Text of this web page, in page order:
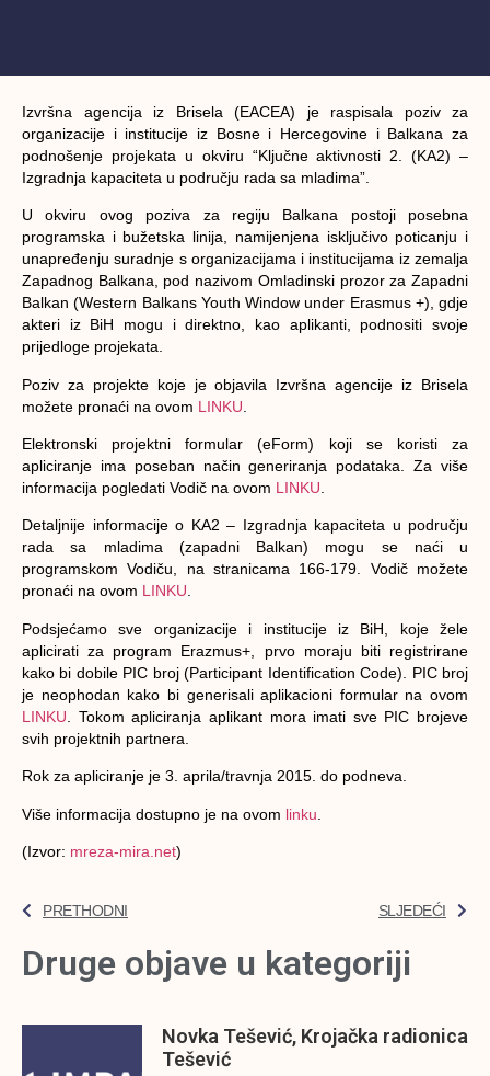
Izvršna agencija iz Brisela (EACEA) je raspisala poziv za
organizacije i institucije iz Bosne i Hercegovine i Balkana za
podnošenje projekata u okviru “Ključne aktivnosti 2. (KA2) –
Izgradnja kapaciteta u području rada sa mladima”.
U okviru ovog poziva za regiju Balkana postoji posebna
programska i bužetska linija, namijenjena isključivo poticanju i
unapređenju suradnje s organizacijama i institucijama iz zemalja
Zapadnog Balkana, pod nazivom Omladinski prozor za Zapadni
Balkan (Western Balkans Youth Window under Erasmus +), gdje
akteri iz BiH mogu i direktno, kao aplikanti, podnositi svoje
prijedloge projekata.
Poziv za projekte koje je objavila Izvršna agencije iz Brisela
možete pronaći na ovom LINKU
Elektronski projektni formular (eForm) koji se koristi za
apliciranje ima poseban način generiranja podataka. Za više
informacija pogledati Vodič na ovom LINKU
Detaljnije informacije o KA2 – Izgradnja kapaciteta u području
rada sa mladima (zapadni Balkan) mogu se naći u
programskom Vodiču, na stranicama 166-179. Vodič možete
pronaći na ovom LINKU.
Podsjećamo sve organizacije i institucije iz BiH, koje žele
aplicirati za program Erazmus+, prvo moraju biti registrirane
kako bi dobile PIC broj (Participant Identification Code). PIC broj
je neophodan kako bi generisali aplikacioni formular na ovom
LINKU . Tokom apliciranja aplikant mora imati sve PIC brojeve
svih projektnih partnera.
Rok za apliciranje je 3. aprila/travnja 2015. do podneva.
Više informacija dostupno je na ovom linku
(Izvor: mreza-mira.net)
PRETHODNI SLJEDEĆI
Druge objave u kategoriji
Novka Tešević, Krojačka radionica
Tešević